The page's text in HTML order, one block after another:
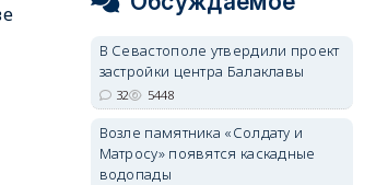
В Севастополе утвердили проект
застройки центра Балаклавы
32 5448
Возле памятника «Солдату и
Матросу» появятся каскадные
водопады